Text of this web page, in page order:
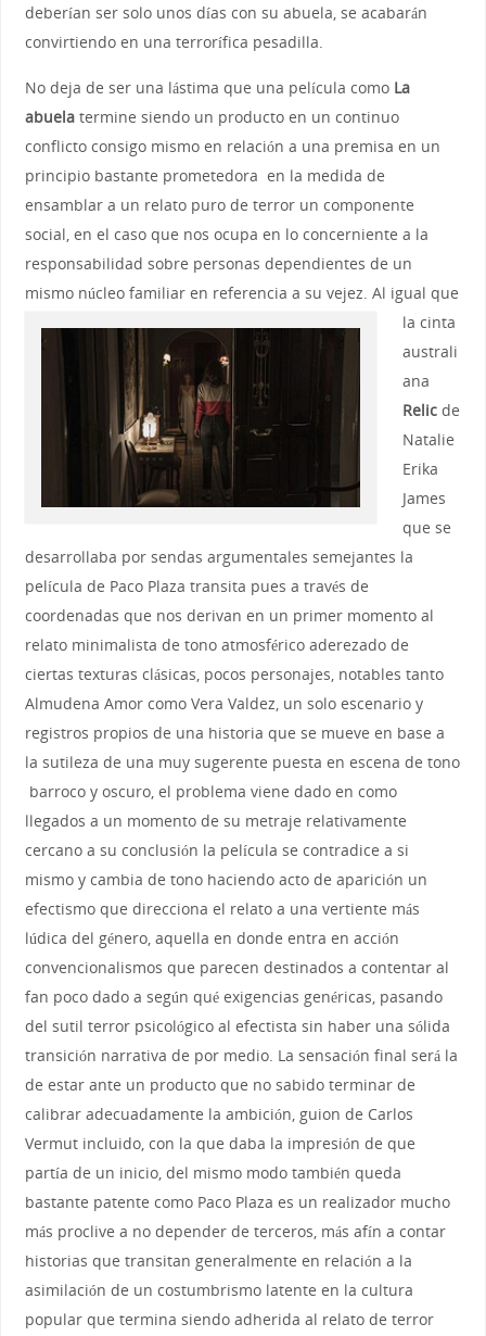
deberían ser solo unos días con su abuela, se acabarán
convirtiendo en una terrorífica pesadilla.
No deja de ser una lástima que una película como La
abuelatermine siendo un producto en un continuo
conflicto consigo mismo en relación a una premisa en un
principio bastante prometedora en la medida de
ensamblar a un relato puro de terror un componente
social, en el caso que nos ocupa en lo concerniente a la
responsabilidad sobre personas dependientes de un
mismo núcleo familiar en referencia a su vejez. Al igual que
la cinta
australi
ana
Relicde
Natalie
Erika
James
que se
desarrollaba por sendas argumentales semejantes la
película de Paco Plaza transita pues a través de
coordenadas que nos derivan en un primer momento al
relato minimalista de tono atmosférico aderezado de
ciertas texturas clásicas, pocos personajes, notables tanto
Almudena Amor como Vera Valdez, un solo escenario y
registros propios de una historia que se mueve en base a
la sutileza de una muy sugerente puesta en escena de tono
barroco y oscuro, el problema viene dado en como
llegados a un momento de su metraje relativamente
cercano a su conclusión la película se contradice a si
mismo y cambia de tono haciendo acto de aparición un
efectismo que direcciona el relato a una vertiente más
lúdica del género, aquella en donde entra en acción
convencionalismos que parecen destinados a contentar al
fan poco dado a según qué exigencias genéricas, pasando
del sutil terror psicológico al efectista sin haber una sólida
transición narrativa de por medio. La sensación final será la
de estar ante un producto que no sabido terminar de
calibrar adecuadamente la ambición, guion de Carlos
Vermut incluido, con la que daba la impresión de que
partía de un inicio, del mismo modo también queda
bastante patente como Paco Plaza es un realizador mucho
más proclive a no depender de terceros, más afín a contar
historias que transitan generalmente en relación a la
asimilación de un costumbrismo latente en la cultura
popular que termina siendo adherida al relato de terror